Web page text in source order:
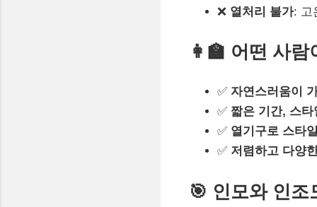
❌ 열처리 불가: 고
👩‍🏫 어떤 사
✅ 자연스러움이
✅ 짧은 기간, 스
✅ 열기구로 스타
✅ 저렴하고 다양
🎯 인모와 인조